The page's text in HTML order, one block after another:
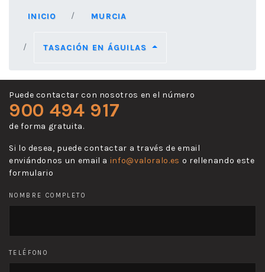
INICIO MURCIA
TASACIÓN EN ÁGUILAS
Puede contactar con nosotros en el número
900 494 917
de forma gratuita.
Si lo desea, puede contactar a través de email
enviándonos un email a info@valoralo.es o rellenando este
formulario
NOMBRE COMPLETO
TELÉFONO